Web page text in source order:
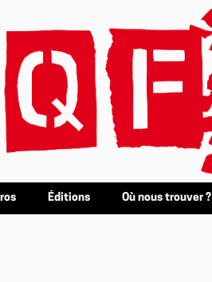
Éditions Où nous trouver ?